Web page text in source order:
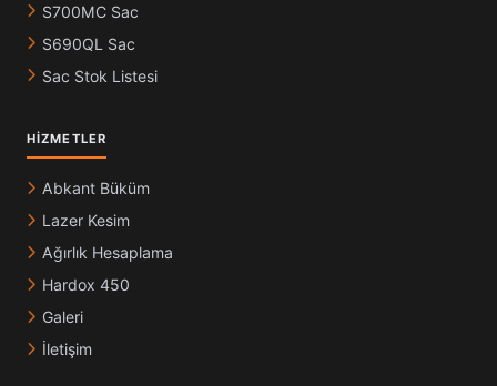
S700MC Sac
S690QL Sac
Sac Stok Listesi
HIZMETLER
Abkant Büküm
Lazer Kesim
Ağırlık Hesaplama
Hardox 450
Galeri
İletişim